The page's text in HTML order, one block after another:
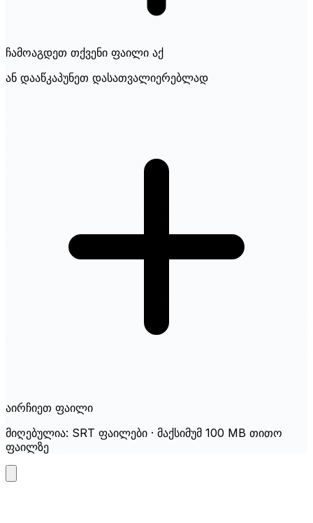
ჩამოაგდეთ თქვენი ფაილი აქ
ან დააწკაპუნეთ დასათვალიერებლად
აირჩიეთ ფაილი
მიღებულია: SRT ფაილები · მაქსიმუმ 100 MB თითო
ფაილზე